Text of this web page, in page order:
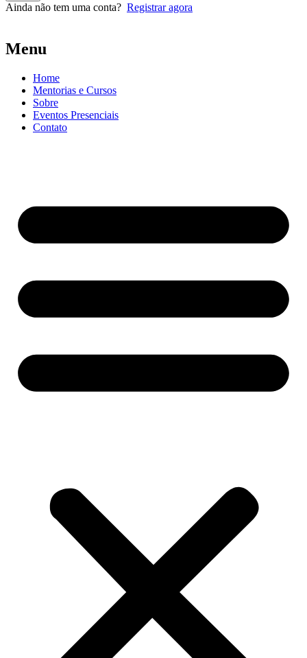
Ainda não tem uma conta? Registrar agora
Menu
Home
Mentorias e Cursos
Sobre
Eventos Presenciais
Contato